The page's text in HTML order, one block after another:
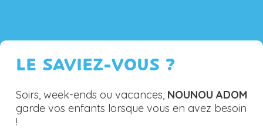
LE SAVIEZ-VOUS ?
Soirs, week-ends ou vacances, NOUNOU ADOM
garde vos enfants lorsque vous en avez besoin
!